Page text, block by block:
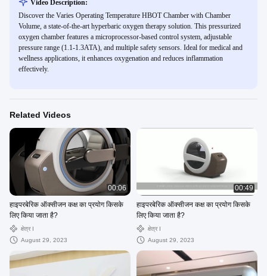
Video Description:
Discover the Varies Operating Temperature HBOT Chamber with Chamber
Volume, a state-of-the-art hyperbaric oxygen therapy solution. This pressurized
oxygen chamber features a microprocessor-based control system, adjustable
pressure range (1.1-1.3ATA), and multiple safety sensors. Ideal for medical and
wellness applications, it enhances oxygenation and reduces inflammation
effectively.
Related Videos
00:06
हाइपरबेरिक ऑक्सीजन कक्ष का प्रयोग किसके
लिए किया जाता है?
क्षेत्र I
August 29, 2023
00:49
हाइपरबेरिक ऑक्सीजन कक्ष का प्रयोग किसके
लिए किया जाता है?
क्षेत्र I
August 29, 2023